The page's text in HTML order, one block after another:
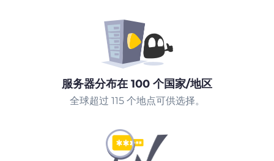
服务器分布在 100 个国家/地区
全球超过 115 个地点可供选择。